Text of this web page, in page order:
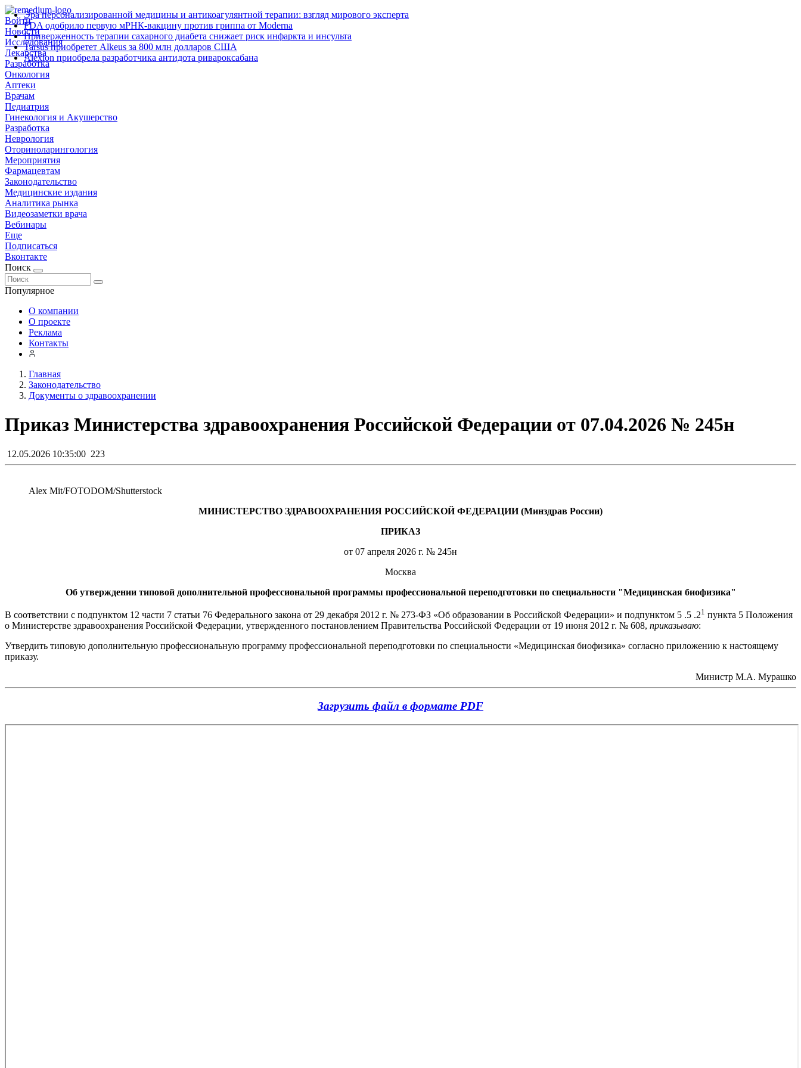
Войти
Новости
Исследования
Лекарства
Разработка
Онкология
Аптеки
Врачам
Педиатрия
Гинекология и Акушерство
Разработка
Неврология
Оториноларингология
Мероприятия
Фармацевтам
Законодательство
Медицинские издания
Аналитика рынка
Видеозаметки врача
Вебинары
Еще
Подписаться
Вконтакте
Поиск
Популярное
Эра персонализированной медицины и антикоагулянтной терапии: взгляд мирового эксперта
FDA одобрило первую мРНК‑вакцину против гриппа от Moderna
Приверженность терапии сахарного диабета снижает риск инфаркта и инсульта
Tarsus приобретет Alkeus за 800 млн долларов США
Alexion приобрела разработчика антидота ривароксабана
О компании
О проекте
Реклама
Контакты
Главная
Законодательство
Документы о здравоохранении
Приказ Министерства здравоохранения Российской Федерации от 07.04.2026 № 245н
12.05.2026 10:35:00 223
Alex Mit/FOTODOM/Shutterstoсk
МИНИСТЕРСТВО ЗДРАВООХРАНЕНИЯ РОССИЙСКОЙ ФЕДЕРАЦИИ (Минздрав России)
ПРИКАЗ
от 07 апреля 2026 г. № 245н
Москва
Об утверждении типовой дополнительной профессиональной программы профессиональной переподготовки по специальности "Медицинская биофизика"
В соответствии с подпунктом 12 части 7 статьи 76 Федерального закона от 29 декабря 2012 г. № 273-ФЗ «Об образовании в Российской Федерации» и подпунктом 5 .5 .21 пункта 5 Положения
о Министерстве здравоохранения Российской Федерации, утвержденного постановлением Правительства Российской Федерации от 19 июня 2012 г. № 608, приказываю:
Утвердить типовую дополнительную профессиональную программу профессиональной переподготовки по специальности «Медицинская биофизика» согласно приложению к настоящему
приказу.
Министр М.А. Мурашко
Загрузить файл в формате PDF